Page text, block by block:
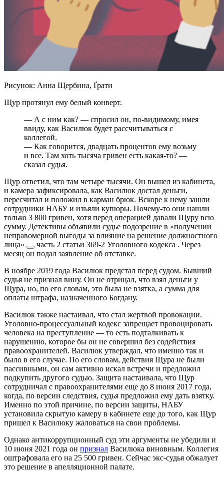
Рисунок: Анна Щербина, Ґрати
Щур протянул ему белый конверт.
— А с ним как? — спросил он, по-видимому, имея
ввиду, как Василюк будет рассчитываться с
коллегой.
— Как говорится, двадцать процентов ему возьму
и все. Там хоть тысяча гривен есть какая-то? —
сказал судья.
Щур ответил, что там четыре тысячи. Он вышел из кабинета,
и камера зафиксировала, как Василюк достал деньги,
пересчитал и положил в карман брюк. Вскоре к нему зашли
сотрудники НАБУ и изъяли купюры. Почему-то они нашли
только 3 800 гривен, хотя перед операцией давали Щуру всю
сумму. Детективы объявили судье подозрение в «получении
неправомерной выгоды за влияние на решение должностного
лица»
часть 2 статьи 369-2 Уголовного кодекса . Через
месяц он подал заявление об отставке.
В ноябре 2019 года Василюк предстал перед судом. Бывший
судья не признал вину. Он не отрицал, что взял деньги у
Щура, но, по его словам, это была не взятка, а сумма для
оплаты штрафа, назначенного Богдану.
Василюк также настаивал, что стал жертвой провокации.
Уголовно-процессуальный кодекс запрещает провоцировать
человека на преступление — то есть подталкивать к
нарушению, которое бы он не совершил без содействия
правоохранителей. Василюк утверждал, что именно так и
было в его случае. По его словам, действия Щура не были
пассивными, он сам активно искал встречи и предложил
подкупить другого судью. Защита настаивала, что Щур
сотрудничал с правоохранителями еще до 8 июня 2017 года,
когда, по версии следствия, судья предложил ему дать взятку.
Именно по этой причине, по версии защиты, НАБУ
установила скрытую камеру в кабинете еще до того, как Щур
пришел к Василюку жаловаться на свои проблемы.
Однако антикоррупционный суд эти аргументы не убедили и
10 июня 2021 года он признал Василюка виновным. Коллегия
оштрафовала его на 25 500 гривен. Сейчас экс-судья обжалует
это решение в апелляционной палате.